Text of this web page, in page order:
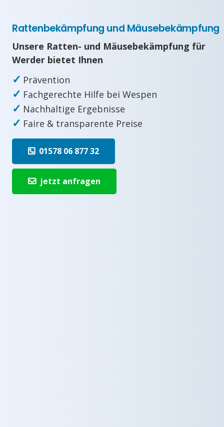
Rattenbekämpfung und Mäusebekämpfung
Unsere Ratten- und Mäusebekämpfung für
Werder bietet Ihnen
✓ Prävention
✓ Fachgerechte Hilfe bei Wespen
✓ Nachhaltige Ergebnisse
✓ Faire & transparente Preise
01578 06 877 32
jetzt anfragen